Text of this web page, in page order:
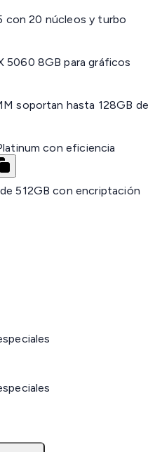
con 20 núcleos y turbo
5060 8GB para gráficos
soportan hasta 128GB de
con eficiencia
512GB con encriptación